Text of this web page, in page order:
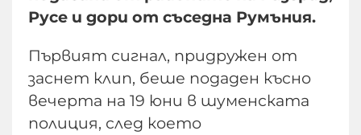
Русе и дори от съседна Румъния.
Първият сигнал, придружен от
заснет клип, беше подаден късно
вечерта на 19 юни в шуменската
полиция, след което